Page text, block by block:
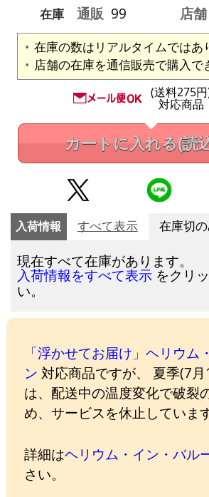
在庫
通販 99 店舗
在庫の数はリアルタイムではあ
店舗の在庫を通信販売で購入で
(送料275
対応商品
カートに入れる(読
入荷情報 すべて表示 在庫切
現在すべて在庫があります。
入荷情報をすべて表示 をクリ
い。
「浮かせてお届け」ヘリウム
ン 対応商品ですが、 夏季(7
は、配送中の温度変化で破裂
め、サービスを休止しています
詳細はヘリウム・イン・バル
さい。